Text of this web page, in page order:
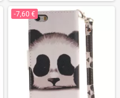
-7,60 €